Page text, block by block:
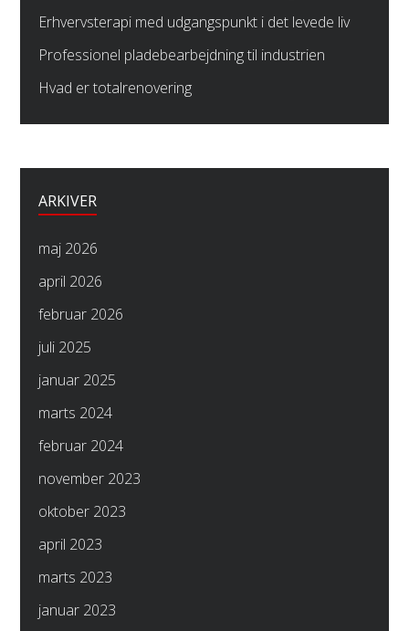
Erhvervsterapi med udgangspunkt i det levede liv
Professionel pladebearbejdning til industrien
Hvad er totalrenovering
ARKIVER
maj 2026
april 2026
februar 2026
juli 2025
januar 2025
marts 2024
februar 2024
november 2023
oktober 2023
april 2023
marts 2023
januar 2023